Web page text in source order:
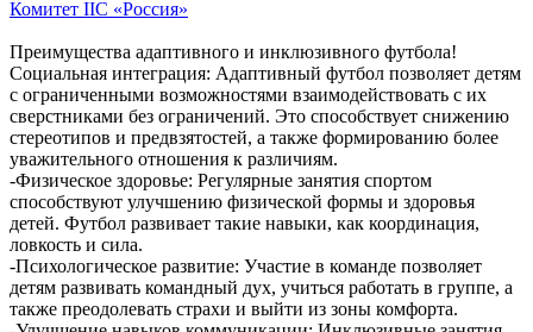
Комитет IIC «Россия»
Преимущества адаптивного и инклюзивного футбола!
Социальная интеграция: Адаптивный футбол позволяет детям
с ограниченными возможностями взаимодействовать с их
сверстниками без ограничений. Это способствует снижению
стереотипов и предвзятостей, а также формированию более
уважительного отношения к различиям.
-Физическое здоровье: Регулярные занятия спортом
способствуют улучшению физической формы и здоровья
детей. Футбол развивает такие навыки, как координация,
ловкость и сила.
-Психологическое развитие: Участие в команде позволяет
детям развивать командный дух, учиться работать в группе, а
также преодолевать страхи и выйти из зоны комфорта.